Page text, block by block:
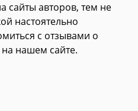
сайты авторов, тем не
настоятельно
с отзывами о
нашем сайте.